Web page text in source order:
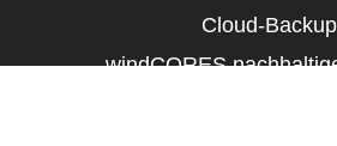
Cloud-Backup
windCORES